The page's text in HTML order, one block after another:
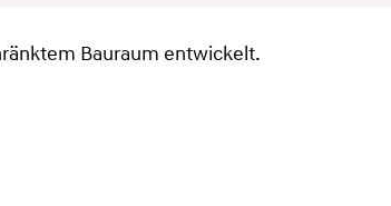
Bauraum entwickelt.